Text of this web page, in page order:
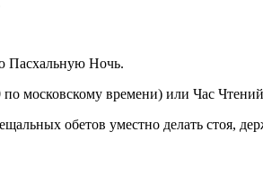
Пасхальную Ночь.
московскому времени) или Час
обетов уместно делать стоя,